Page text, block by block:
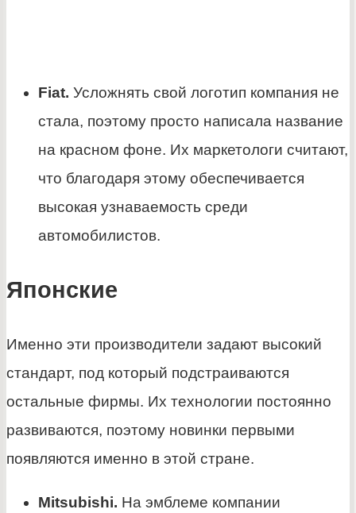
Fiat. Усложнять свой логотип компания не
стала, поэтому просто написала название
на красном фоне. Их маркетологи считают,
что благодаря этому обеспечивается
высокая узнаваемость среди
автомобилистов.
Японские
Именно эти производители задают высокий
стандарт, под который подстраиваются
остальные фирмы. Их технологии постоянно
развиваются, поэтому новинки первыми
появляются именно в этой стране.
Mitsubishi. На эмблеме компании